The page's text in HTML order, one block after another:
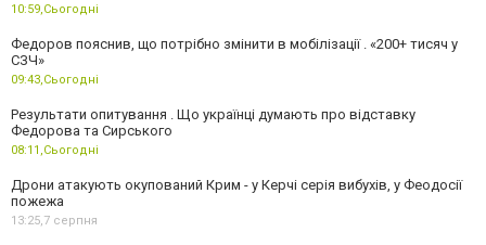
10:59, Сьогодні
Федоров пояснив, що потрібно змінити в мобілізації . «200+ тисяч у
СЗЧ»
09:43, Сьогодні
Результати опитування . Що українці думають про відставку
Федорова та Сирського
08:11, Сьогодні
Дрони атакують окупований Крим - у Керчі серія вибухів, у Феодосії
пожежа
13:25, 7 серпня